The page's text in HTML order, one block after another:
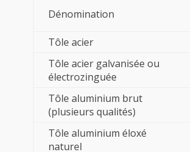
Dénomination
Tôle acier
Tôle acier galvanisée ou
électrozinguée
Tôle aluminium brut
(plusieurs qualités)
Tôle aluminium éloxé
naturel